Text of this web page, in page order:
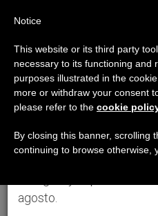
Aviso importante
Del 27 de julio al 7 de
anual, aprovechando que
se generan menos
agosto.
Notice
This website or its third party
necessary to its functioning and
purposes illustrated in the
more or withdraw your consent
please refer to the cookie
By closing this banner, scrolling
continuing to browse otherwise,